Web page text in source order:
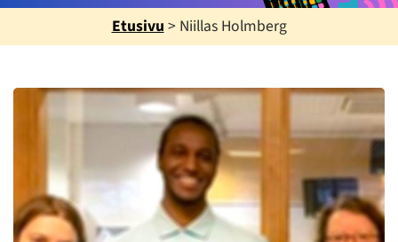
Etusivu > Niillas Holmberg